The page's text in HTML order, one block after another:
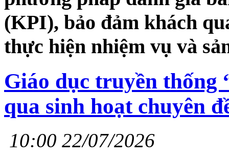
(KPI), bảo đảm khách
thực hiện nhiệm vụ và
Giáo dục truyền thống
qua sinh hoạt chuyên
10:00 22/07/2026